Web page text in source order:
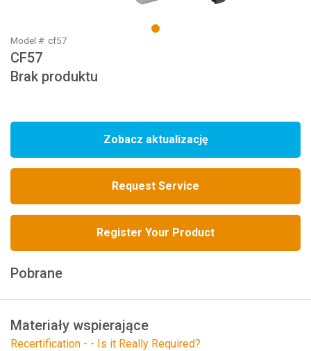
1
Model #: cf57
CF57
Brak produktu
Zobacz aktualizację
Request Service
Register Your Product
Pobrane
Materiały wspierające
Recertification - - Is it Really Required?